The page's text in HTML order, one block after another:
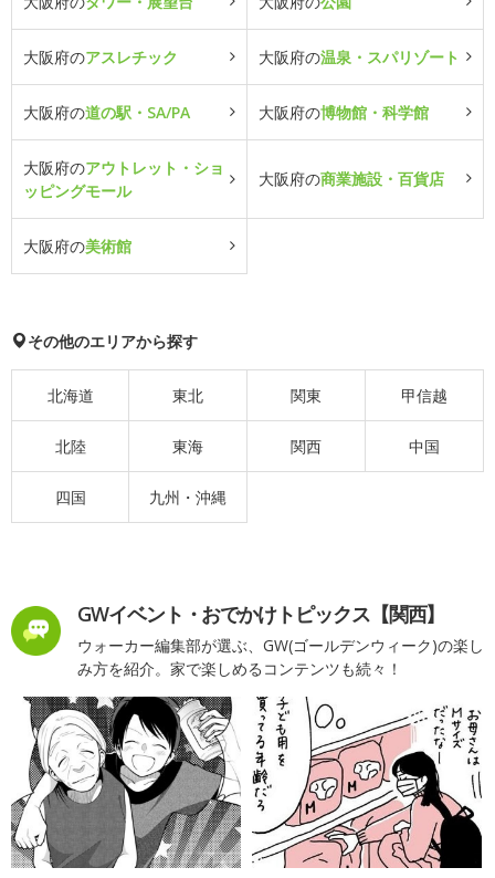
大阪府のアスレチック 大阪府の温泉・スパリゾート
大阪府の道の駅・SA/PA 大阪府の博物館・科学館
大阪府のアウトレット・ショ
ッピングモール
大阪府の商業施設・百貨店
大阪府の美術館
その他のエリアから探す
北海道 東北 関東 甲信越
北陸 東海 関西 中国
四国 九州・沖縄
GWイベント・おでかけトピックス【関西】
ウォーカー編集部が選ぶ、GW(ゴールデンウィーク)の楽し
み方を紹介。家で楽しめるコンテンツも続々！